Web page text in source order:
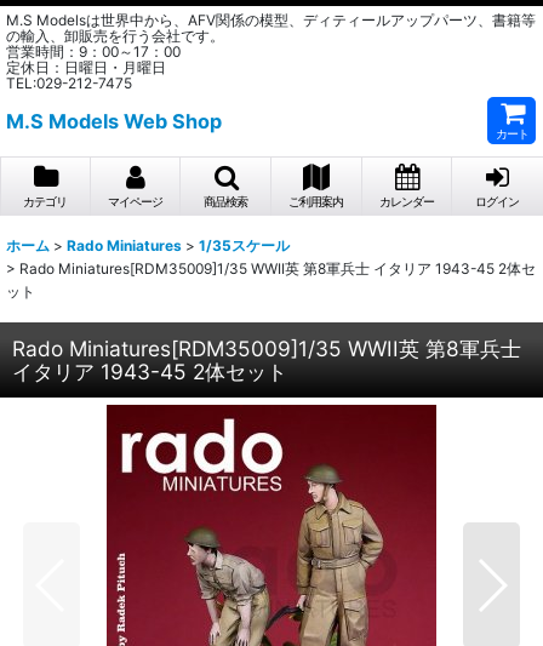
M.S Modelsは世界中から、AFV関係の模型、ディティールアップパーツ、書籍等
の輸入、卸販売を行う会社です。
営業時間：9：00～17：00
定休日：日曜日・月曜日
TEL:029-212-7475
M.S Models Web Shop
カート
カテゴリ マイページ 商品検索 ご利用案内 カレンダー ログイン
ホーム > Rado Miniatures > 1/35スケール
> Rado Miniatures[RDM35009]1/35 WWII英 第8軍兵士 イタリア 1943-45 2体セ
ット
Rado Miniatures[RDM35009]1/35 WWII英 第8軍兵士
イタリア 1943-45 2体セット